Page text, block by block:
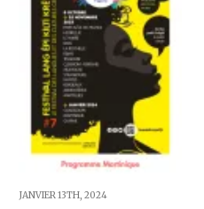
JANVIER 13TH, 2024